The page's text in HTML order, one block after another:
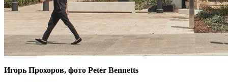
Игорь Прохоров, фото Peter Bennetts